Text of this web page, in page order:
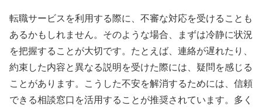
転職サービスを利用する際に、不審な対応を受けることも
あるかもしれません。そのような場合、まずは冷静に状況
を把握することが大切です。たとえば、連絡が遅れたり、
約束した内容と異なる説明を受けた際には、疑問を感じる
ことがあります。こうした不安を解消するためには、信頼
できる相談窓口を活用することが推奨されています。多く